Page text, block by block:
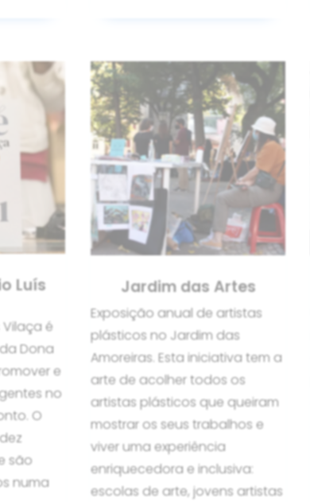
Luís
Vilaça é
Dona
e
no
O
são
numa
Jardim das Artes
Exposição anual de artistas
plásticos no Jardim das
Amoreiras. Esta iniciativa tem a
arte de acolher todos os
artistas plásticos que queiram
mostrar os seus trabalhos e
viver uma experiência
enriquecedora e inclusiva:
escolas de arte, jovens artistas